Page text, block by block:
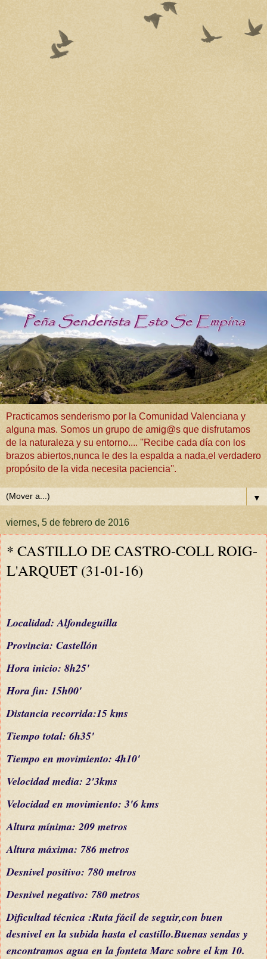
Practicamos senderismo por la Comunidad Valenciana y
alguna mas. Somos un grupo de amig@s que disfrutamos
de la naturaleza y su entorno.... ''Recibe cada día con los
brazos abiertos,nunca le des la espalda a nada,el verdadero
propósito de la vida necesita paciencia''.
▼
viernes, 5 de febrero de 2016
* CASTILLO DE CASTRO-COLL ROIG-
L'ARQUET (31-01-16)
Localidad: Alfondeguilla
Provincia: Castellón
Hora inicio: 8h25'
Hora fin: 15h00'
Distancia recorrida:15 kms
Tiempo total: 6h35'
Tiempo en movimiento: 4h10'
Velocidad media: 2'3kms
Velocidad en movimiento: 3'6 kms
Altura mínima: 209 metros
Altura máxima: 786 metros
Desnivel positivo: 780 metros
Desnivel negativo: 780 metros
Dificultadtécnica :Ruta fácil de seguir,con buen
desnivel en la subida hasta el castillo.Buenas sendas y
encontramos agua en la fonteta Marc sobre el km 10.